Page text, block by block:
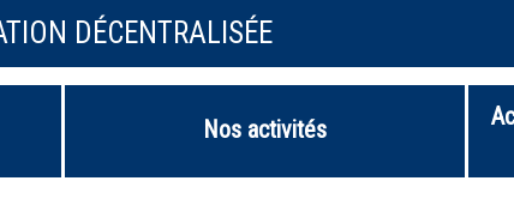
DÉCENTRALISÉE
Nos activités